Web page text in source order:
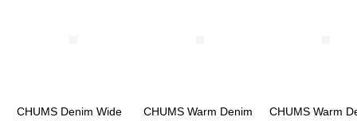
CHUMS Denim Wide
CHUMS Warm Denim
CHUMS Warm